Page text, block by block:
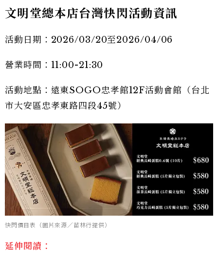
文明堂總本店台灣快閃活動資訊
活動日期：2026/03/20至2026/04/06
營業時間：11:00-21:30
活動地點：遠東SOGO忠孝館12F活動會館（台北
市大安區忠孝東路四段45號）
快閃價目表（圖片來源／苗林行提供）
延伸閱讀：